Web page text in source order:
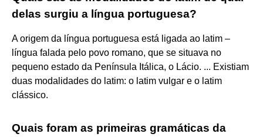
delas surgiu a língua portuguesa?
A origem da língua portuguesa está ligada ao latim –
língua falada pelo povo romano, que se situava no
pequeno estado da Península Itálica, o Lácio. ... Existiam
duas modalidades do latim: o latim vulgar e o latim
clássico.
Quais foram as primeiras gramáticas da